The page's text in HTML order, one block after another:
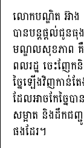
លោកបណ្ឌិត អ៊ាង
បានបន្តផ្តល់ជូន
មណ្ឌលសុខភាព គឺ
ពលរដ្ឋ ចេះញែក
ច្នៃឡើងវិញកាន់ត
ដែលអាចកែច្នៃ
សម្អាត និងដឹកជ
ផងដែរ។